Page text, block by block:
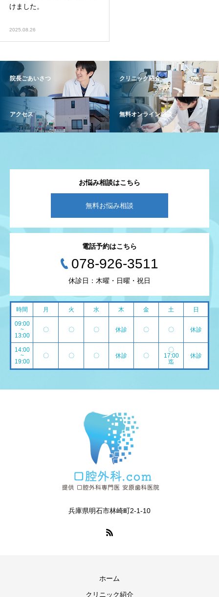
けました。
2025.08.26
院長ごあいさつ クリニック紹介
アクセス 無料オンライン相談
お悩み相談はこちら
無料お悩み相談
電話予約はこちら
078-926-3511
休診日：木曜・日曜・祝日
時間 月 火 水 木 金 土 日
09:00
~
13:00
〇 〇 〇 休診 〇 〇 休診
14:00
~
19:00
〇 〇 〇 休診 〇
〇
17:00
迄
休診
兵庫県明石市林崎町2-1-10
ホーム
クリニック紹介